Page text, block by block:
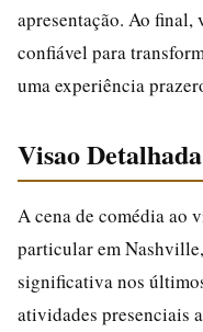
apresentação. Ao final,
confiável para
uma experiência
Visao Detalhada
A cena de comédia ao
particular em
significativa nos
atividades presenciais